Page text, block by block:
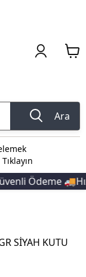
Ara
Ödeme
SİYAH KUTU